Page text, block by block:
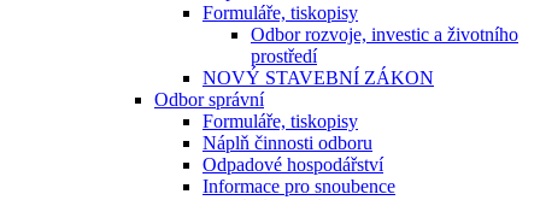
Formuláře, tiskopisy
Odbor rozvoje, investic a životního
prostředí
NOVÝ STAVEBNÍ ZÁKON
Odbor správní
Formuláře, tiskopisy
Náplň činnosti odboru
Odpadové hospodářství
Informace pro snoubence